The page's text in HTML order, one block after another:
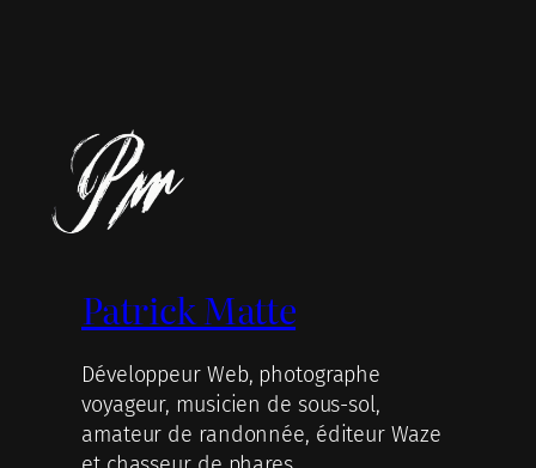
Patrick Matte
Développeur Web, photographe
voyageur, musicien de sous-sol,
amateur de randonnée, éditeur Waze